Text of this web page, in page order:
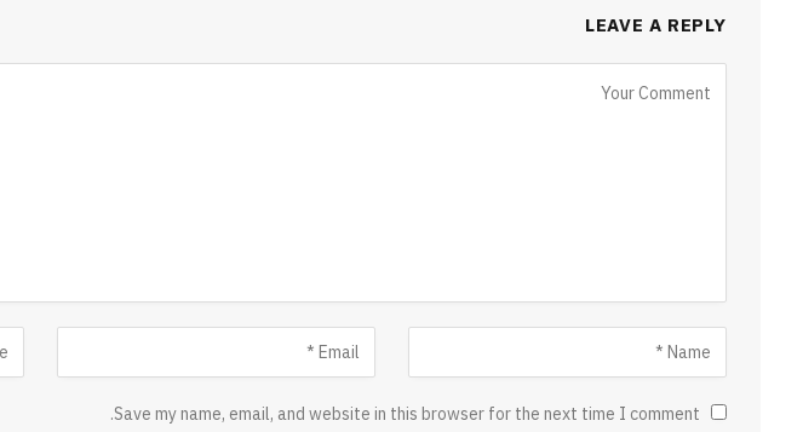
LEAVE A REPLY
Save my name, email, and website in this browser for the next time I comment.